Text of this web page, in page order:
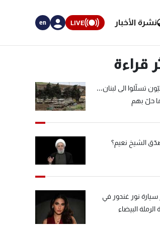
نشرة الأخبار LIVE
en
قراءة
تسلّلوا الى لبنان...
حلّ بهم
الشيخ نعيم؟
نور غندور في
البيضاء